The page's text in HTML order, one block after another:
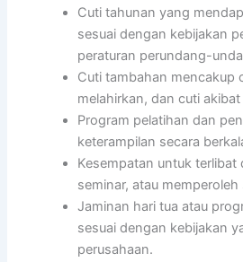
Cuti tahunan yang
sesuai dengan kebijakan
peraturan perundang-
Cuti tambahan mencakup
melahirkan, dan cuti
Program pelatihan dan
keterampilan secara
Kesempatan untuk terlibat
seminar, atau
Jaminan hari tua atau
sesuai dengan kebijakan
perusahaan.